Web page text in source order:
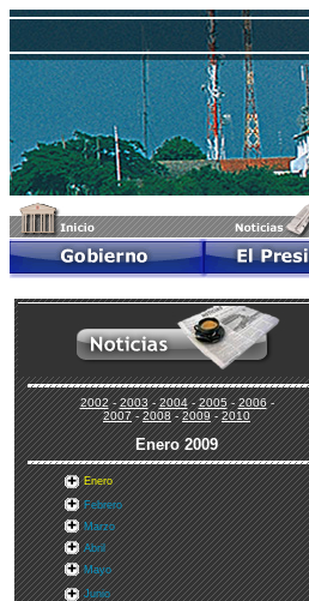
2002-2003-2004-2005-2006-
2007-2008-2009-2010
Enero2009
Enero
Febrero
Marzo
Abril
Mayo
Junio